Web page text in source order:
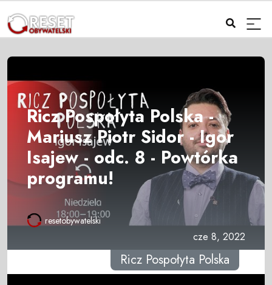
Ricz Pospołyta Polska -
Mariusz Piotr Sidor - Igor
Isajew - odc. 8 - Powtórka
programu!
resetobywatelski
cze 8, 2022
Ricz Pospołyta Polska